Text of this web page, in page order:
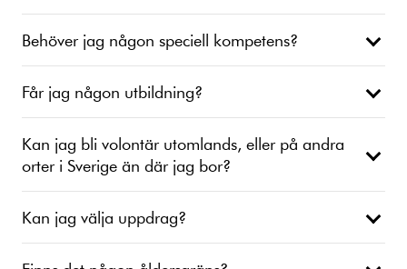
Behöver jag någon speciell kompetens?
Får jag någon utbildning?
Kan jag bli volontär utomlands, eller på andra
orter i Sverige än där jag bor?
Kan jag välja uppdrag?